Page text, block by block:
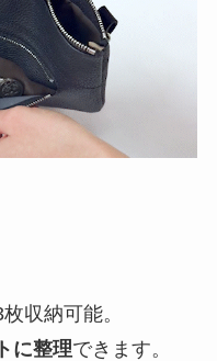
収納可能。
に整理できます。